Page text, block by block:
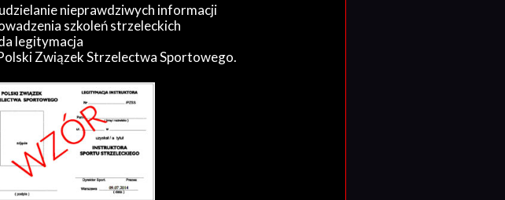
nieprawdziwych informacji
szkoleń strzeleckich
legitymacja
Związek Strzelectwa Sportowego.